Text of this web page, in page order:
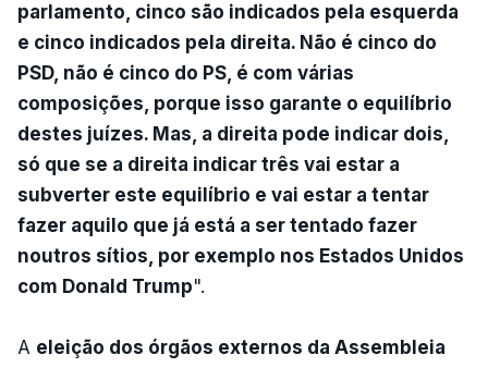
parlamento, cinco são indicados pela esquerda
e cinco indicados pela direita. Não é cinco do
PSD, não é cinco do PS, é com várias
composições, porque isso garante o equilíbrio
destes juízes. Mas, a direita pode indicar dois,
só que se a direita indicar três vai estar a
subverter este equilíbrio e vai estar a tentar
fazer aquilo que já está a ser tentado fazer
noutros sítios, por exemplo nos Estados Unidos
com Donald Trump".
A eleição dos órgãos externos da Assembleia